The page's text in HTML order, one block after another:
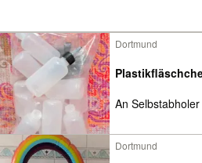
Dortmund
An Selbstabholer
Dortmund